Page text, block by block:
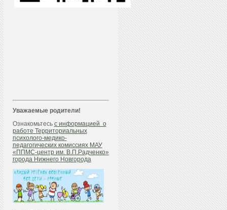
Уважаемые родители!
Ознакомьтесь с информацией о
работе Территориальных
психолого-медико-
педагогических комиссиях МАУ
«ППМС-центр им. В.П.Радченко»
города Нижнего Новгорода